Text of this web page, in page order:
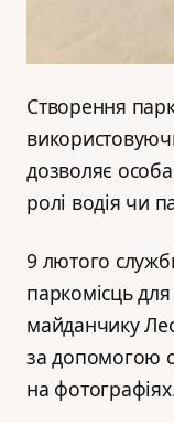
Створення
дозволяє
ролі водія чи
9 лютого
паркомісць для
майданчику
за допомогою
на